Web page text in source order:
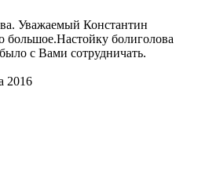
Уважаемый Константин
большое.Настойку болиголова
с Вами сотрудничать.
2016